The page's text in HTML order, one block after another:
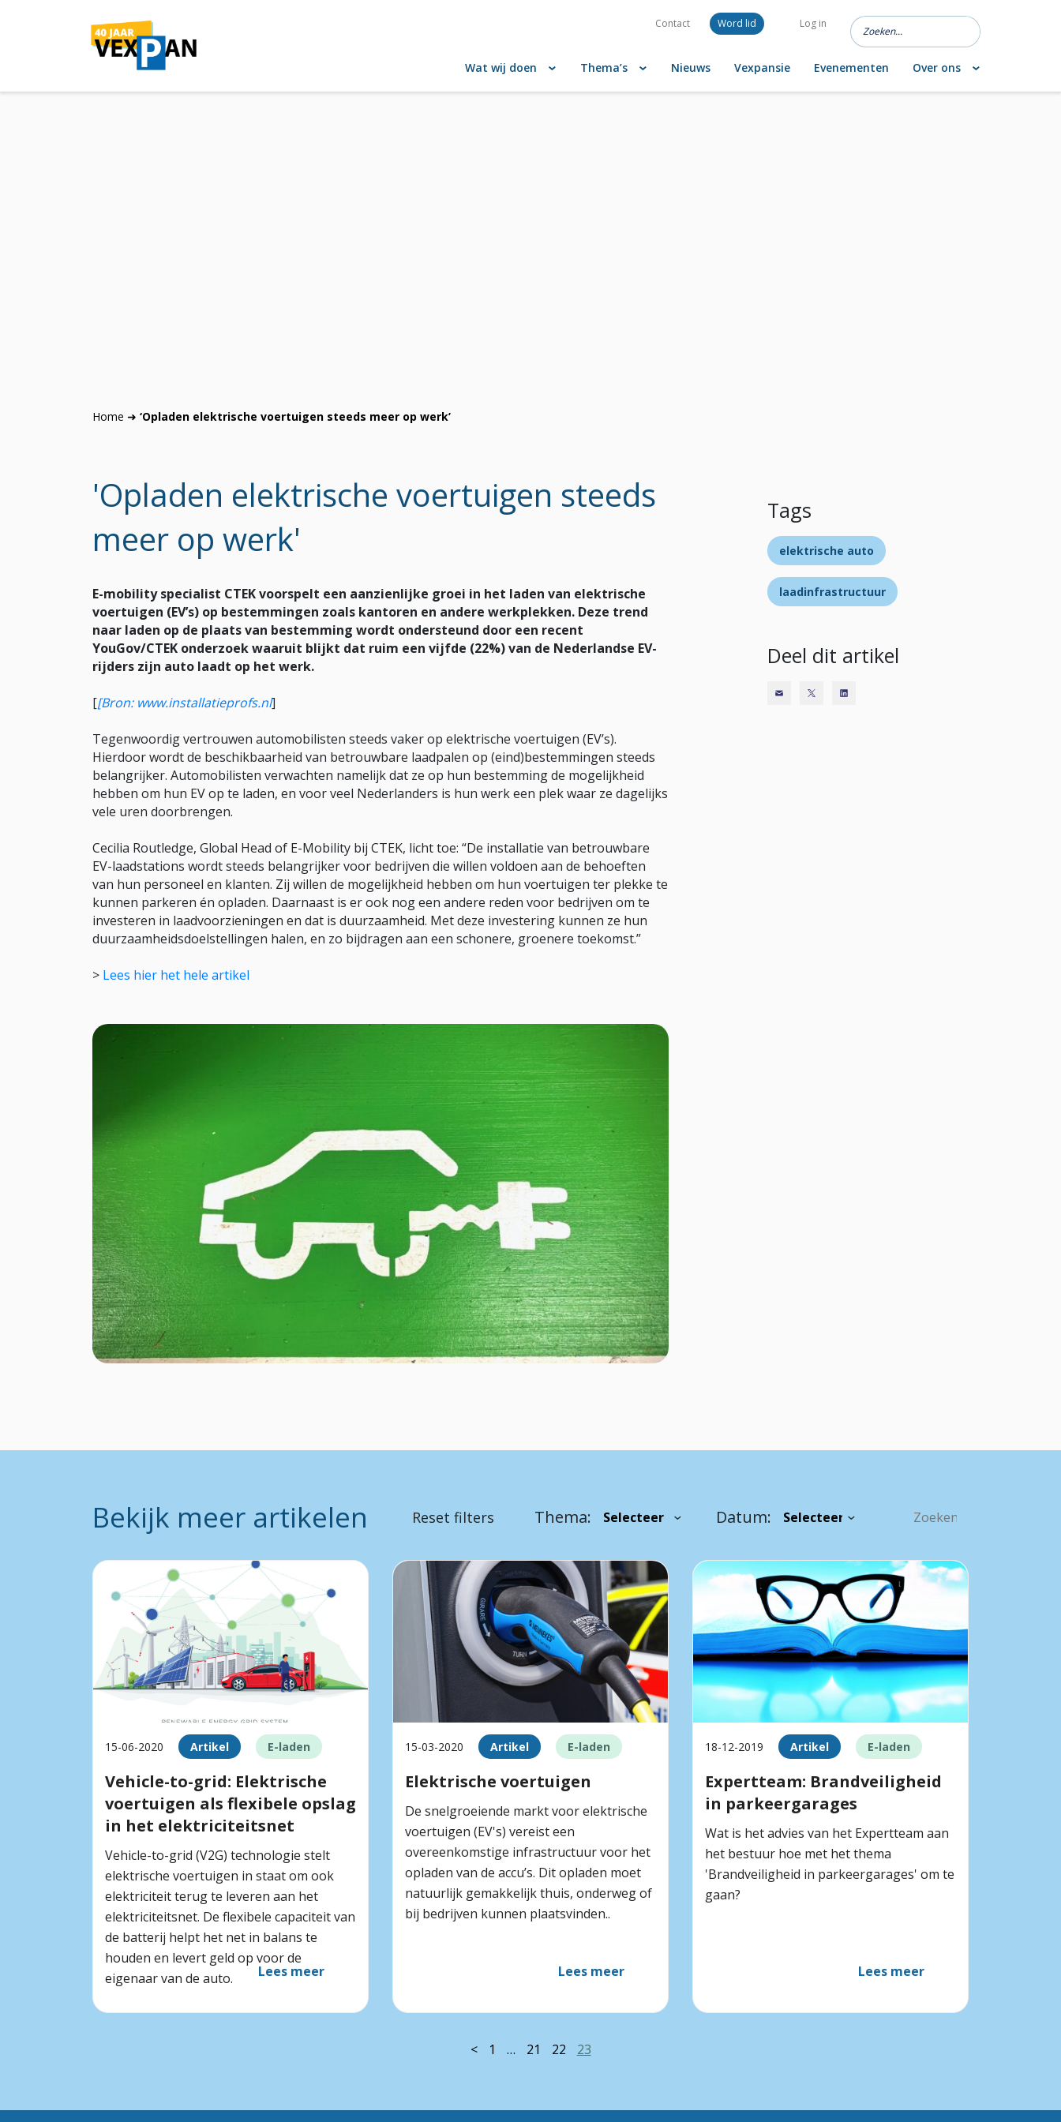
Contact Word lid Log in
Wat wij doen Thema’s Nieuws Vexpansie Evenementen Over ons
Home ➜ ‘Opladen elektrische voertuigen steeds meer op werk’
'Opladen elektrische voertuigen steeds
meer op werk'
E-mobility specialist CTEK voorspelt een aanzienlijke groei in het laden van elektrische
voertuigen (EV’s) op bestemmingen zoals kantoren en andere werkplekken. Deze trend
naar laden op de plaats van bestemming wordt ondersteund door een recent
YouGov/CTEK onderzoek waaruit blijkt dat ruim een vijfde (22%) van de Nederlandse EV-
rijders zijn auto laadt op het werk.
[[Bron: www.installatieprofs.nl]
Tegenwoordig vertrouwen automobilisten steeds vaker op elektrische voertuigen (EV’s).
Hierdoor wordt de beschikbaarheid van betrouwbare laadpalen op (eind)bestemmingen steeds
belangrijker. Automobilisten verwachten namelijk dat ze op hun bestemming de mogelijkheid
hebben om hun EV op te laden, en voor veel Nederlanders is hun werk een plek waar ze dagelijks
vele uren doorbrengen.
Cecilia Routledge, Global Head of E-Mobility bij CTEK, licht toe: “De installatie van betrouwbare
EV-laadstations wordt steeds belangrijker voor bedrijven die willen voldoen aan de behoeften
van hun personeel en klanten. Zij willen de mogelijkheid hebben om hun voertuigen ter plekke te
kunnen parkeren én opladen. Daarnaast is er ook nog een andere reden voor bedrijven om te
investeren in laadvoorzieningen en dat is duurzaamheid. Met deze investering kunnen ze hun
duurzaamheidsdoelstellingen halen, en zo bijdragen aan een schonere, groenere toekomst.”
> Lees hier het hele artikel
Tags
elektrische auto
laadinfrastructuur
Deel dit artikel
Bekijk meer artikelen Reset filters Thema: Datum:
15-06-2020 Artikel E-laden
Vehicle-to-grid: Elektrische
voertuigen als flexibele opslag
in het elektriciteitsnet
Vehicle-to-grid (V2G) technologie stelt
elektrische voertuigen in staat om ook
elektriciteit terug te leveren aan het
elektriciteitsnet. De flexibele capaciteit van
de batterij helpt het net in balans te
houden en levert geld op voor de
eigenaar van de auto.
Lees meer
15-03-2020 Artikel E-laden
Elektrische voertuigen
De snelgroeiende markt voor elektrische
voertuigen (EV's) vereist een
overeenkomstige infrastructuur voor het
opladen van de accu’s. Dit opladen moet
natuurlijk gemakkelijk thuis, onderweg of
bij bedrijven kunnen plaatsvinden..
Lees meer
18-12-2019 Artikel E-laden
Expertteam: Brandveiligheid
in parkeergarages
Wat is het advies van het Expertteam aan
het bestuur hoe met het thema
'Brandveiligheid in parkeergarages' om te
gaan?
Lees meer
< 1 … 21 22 23